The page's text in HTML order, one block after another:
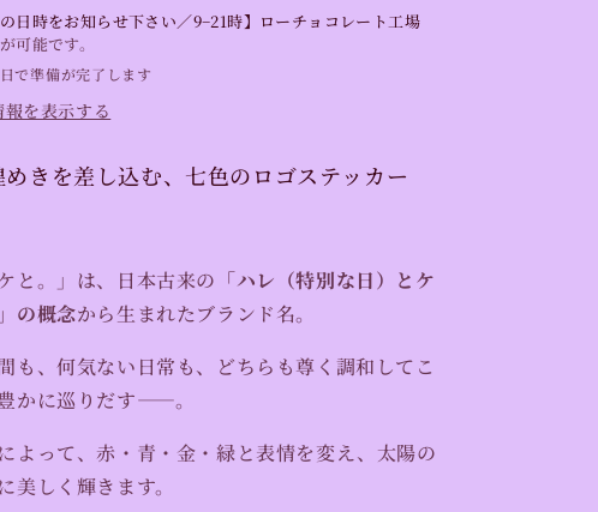
ゴ
ス
テ
ッ
（Cosmic
【お
届
け
日
時
指
定
可】
の日時をお知らせ下さい／9−21時】ローチョコレート工場
可能です。
で準備が完了します
を表示する
めきを差し込む、七色のロゴステッカー
と。」は、日本古来の 「ハレ（特別な日）とケ
の概念から生まれたブランド名。
も、何気ない日常も、どちらも尊く調和してこ
かに巡りだす——。
よって、赤・青・金・緑と表情を変え、太陽の
美しく輝きます。